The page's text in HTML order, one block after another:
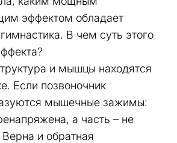
эффектом обладает
В чем суть этого
и мышцы находятся
Если позвоночник
мышечные зажимы:
а часть – не
и обратная